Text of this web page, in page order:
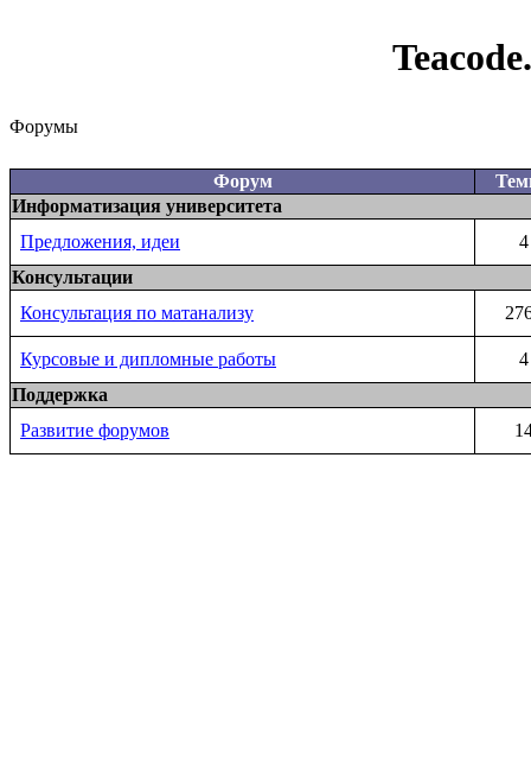
Форумы
Форум
Информатизация университета
Предложения, идеи
4
Консультации
Консультация по матанализу
Курсовые и дипломные работы
4
Поддержка
Развитие форумов